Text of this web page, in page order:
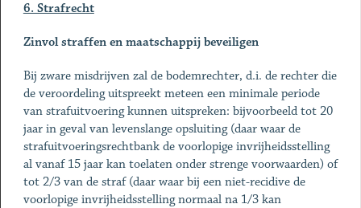
6. Strafrecht
Zinvol straffen en maatschappij beveiligen
Bij zware misdrijven zal de bodemrechter, d.i. de rechter die
de veroordeling uitspreekt meteen een minimale periode
van strafuitvoering kunnen uitspreken: bijvoorbeeld tot 20
jaar in geval van levenslange opsluiting (daar waar de
strafuitvoeringsrechtbank de voorlopige invrijheidsstelling
al vanaf 15 jaar kan toelaten onder strenge voorwaarden) of
tot 2/3 van de straf (daar waar bij een niet-recidive de
voorlopige invrijheidsstelling normaal na 1/3 kan